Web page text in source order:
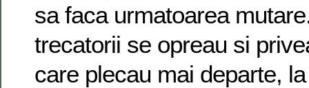
sa faca urmatoarea
trecatorii se opreau si
care plecau mai departe,